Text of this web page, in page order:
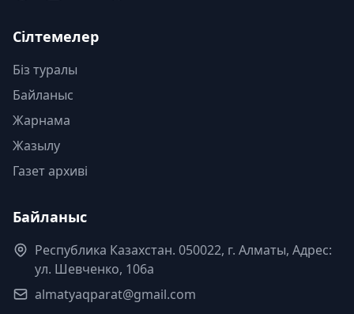
Сілтемелер
Біз туралы
Байланыс
Жарнама
Жазылу
Газет архиві
Байланыс
Республика Казахстан. 050022, г. Алматы, Адрес:
ул. Шевченко, 106а
almatyaqparat@gmail.com